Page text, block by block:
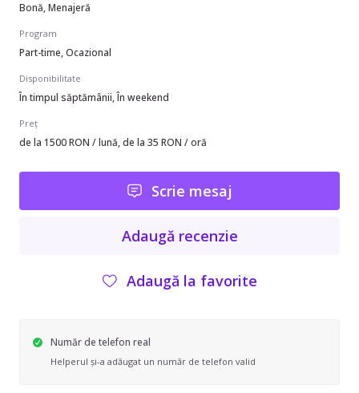
Bonă, Menajeră
Program
Part-time, Ocazional
Disponibilitate
În timpul săptămânii, În weekend
Preț
de la 1500 RON / lună, de la 35 RON / oră
Scrie mesaj
Adaugă recenzie
Adaugă la favorite
Număr de telefon real
Helperul și-a adăugat un număr de telefon valid